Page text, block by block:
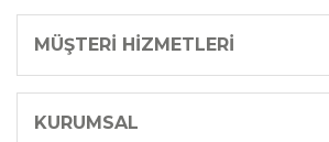
MÜŞTERİ HİZMETLERİ
KURUMSAL